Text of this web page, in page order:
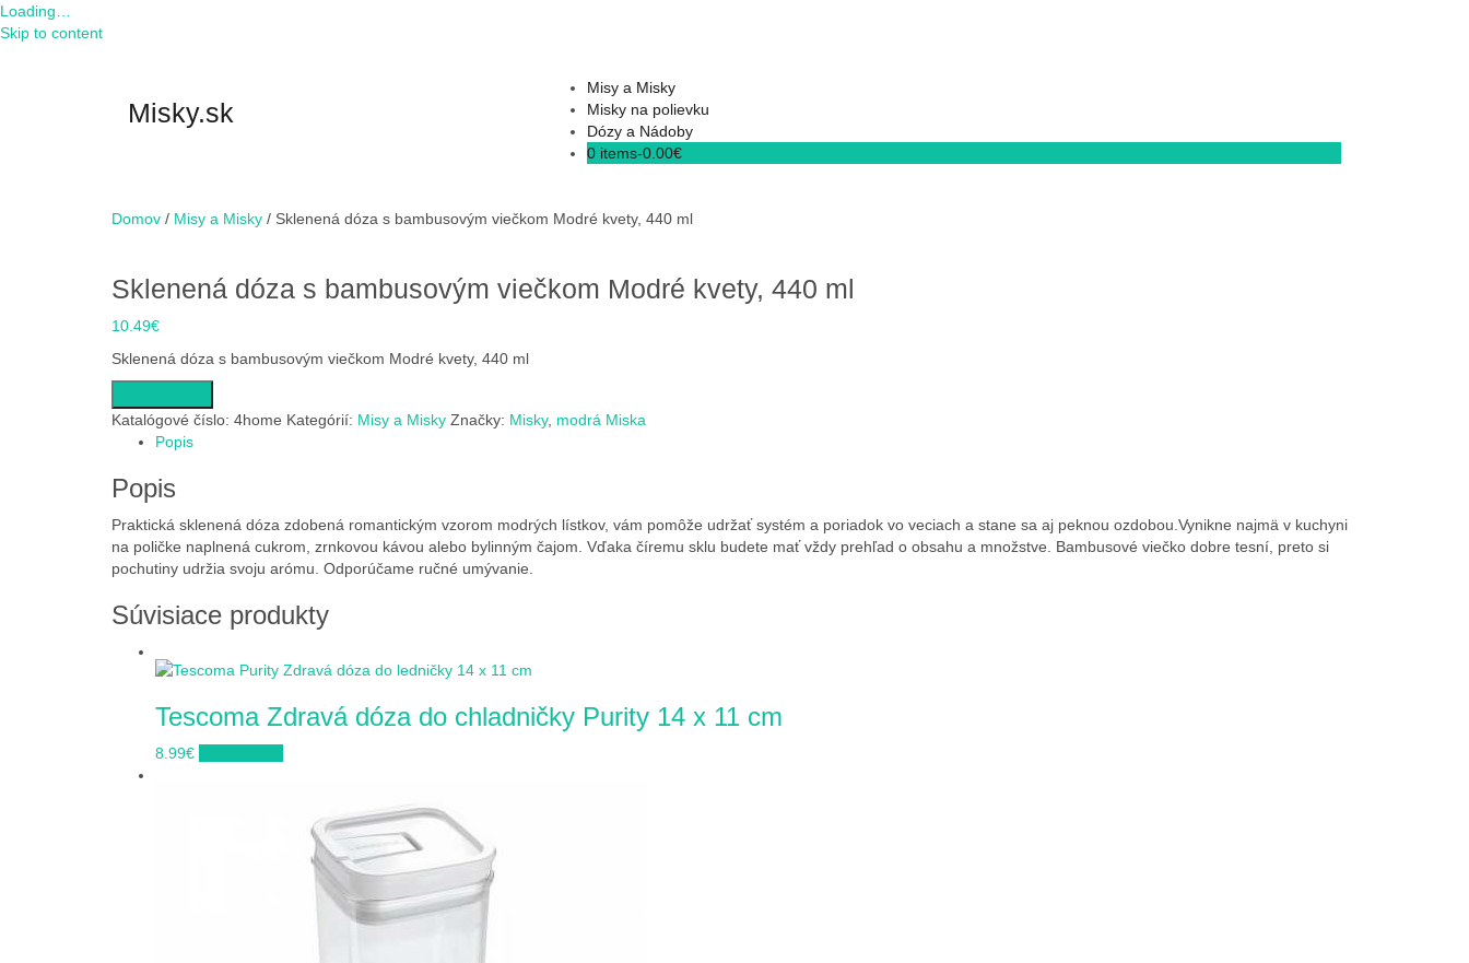
Loading…
Skip to content
Misky.sk
Misy a Misky
Misky na polievku
Dózy a Nádoby
0 items-0.00€
Domov / Misy a Misky / Sklenená dóza s bambusovým viečkom Modré kvety, 440 ml
Sklenená dóza s bambusovým viečkom Modré kvety, 440 ml
10.49€
Sklenená dóza s bambusovým viečkom Modré kvety, 440 ml
Katalógové číslo: 4home Kategórií: Misy a Misky Značky: Misky, modrá Miska
Popis
Popis
Praktická sklenená dóza zdobená romantickým vzorom modrých lístkov, vám pomôže udržať systém a poriadok vo veciach a stane sa aj peknou ozdobou.Vynikne najmä v kuchyni
na poličke naplnená cukrom, zrnkovou kávou alebo bylinným čajom. Vďaka číremu sklu budete mať vždy prehľad o obsahu a množstve. Bambusové viečko dobre tesní, preto si
pochutiny udržia svoju arómu. Odporúčame ručné umývanie.
Súvisiace produkty
Tescoma Zdravá dóza do chladničky Purity 14 x 11 cm
8.99€